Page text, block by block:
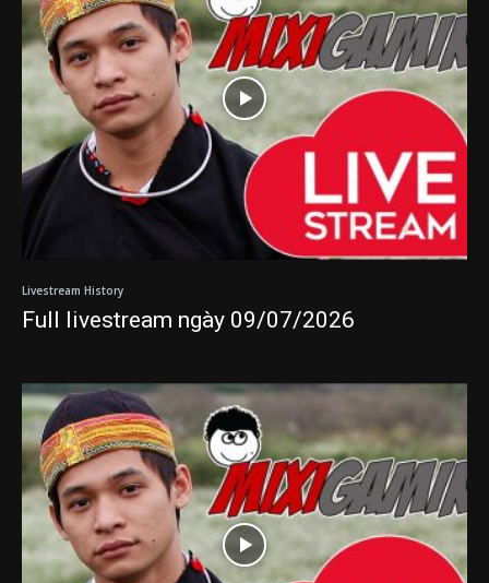
Livestream History
Full livestream ngày 09/07/2026